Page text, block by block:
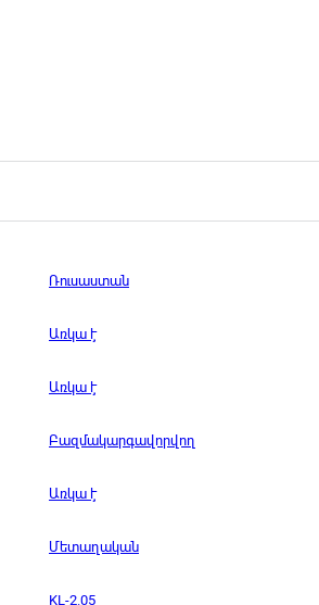
Ռուսաստան
Առկա է
Առկա է
Բազմակարգավորվող
Առկա է
Մետաղական
KL-2.05